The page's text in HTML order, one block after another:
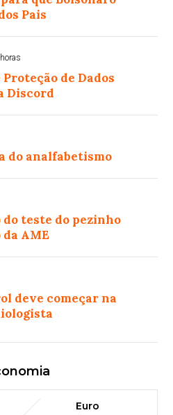
Pais
de Dados
Discord
do analfabetismo
teste do pezinho
AME
deve começar na
Euro